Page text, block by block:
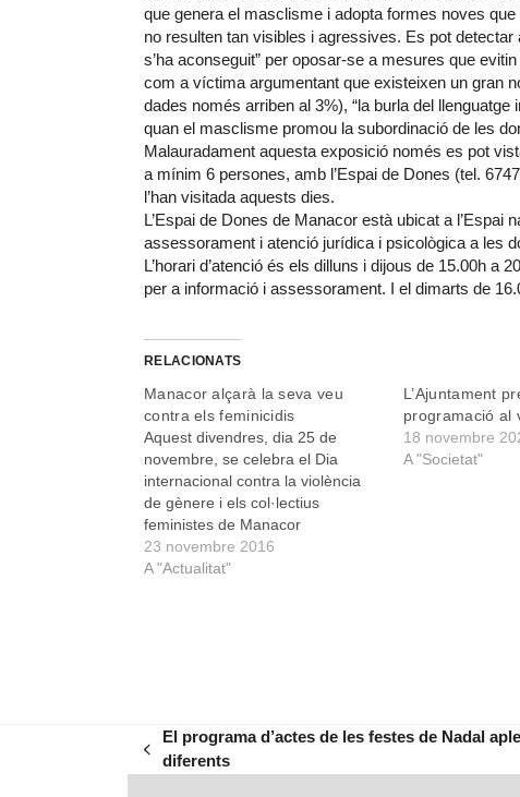
que genera el masclisme i adopta formes noves
no resulten tan visibles i agressives. Es pot
s’ha aconseguit” per oposar-se a mesures que
com a víctima argumentant que existeixen un gran
dades només arriben al 3%), “la burla del
quan el masclisme promou la subordinació de les
Malauradament aquesta exposició només es pot
a mínim 6 persones, amb l’Espai de Dones (tel.
l’han visitada aquests dies.
L’Espai de Dones de Manacor està ubicat a l’Espai
assessorament i atenció jurídica i psicològica a les
L’horari d’atenció és els dilluns i dijous de 15.00h a
per a informació i assessorament. I el dimarts de
RELACIONATS
Manacor alçarà la seva veu
contra els feminicidis
Aquest divendres, dia 25 de
novembre, se celebra el Dia
internacional contra la violència
de gènere i els col·lectius
feministes de Manacor
aprofitaran, com cada any, per
visualitzar els feminicidis i rebutjar
23 novembre 2016
A "Actualitat"
L’Ajuntament
programació al
18 novembre
A "Societat"
previous
El programa d’actes de les festes de Nadal
diferents